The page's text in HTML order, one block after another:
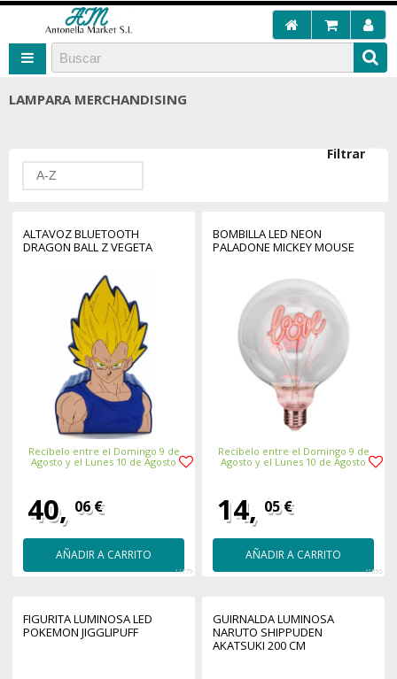
LAMPARA MERCHANDISING
Filtrar
A-Z
ALTAVOZ BLUETOOTH
DRAGON BALL Z VEGETA
Recíbelo entre el Domingo 9 de
Agosto y el Lunes 10 de Agosto
40, 06 €
AÑADIR A CARRITO
11779
BOMBILLA LED NEON
PALADONE MICKEY MOUSE
Recíbelo entre el Domingo 9 de
Agosto y el Lunes 10 de Agosto
14, 05 €
AÑADIR A CARRITO
41556
FIGURITA LUMINOSA LED
POKEMON JIGGLIPUFF
GUIRNALDA LUMINOSA
NARUTO SHIPPUDEN
AKATSUKI 200 CM